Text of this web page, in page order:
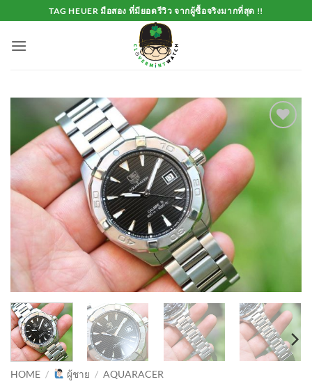
to
content
TAG HEUER มือสอง ที่มียอดรีวิว จากผู้ซื้อจริงมากที่สุด !!
HOME / ผู้ชาย / AQUARACER